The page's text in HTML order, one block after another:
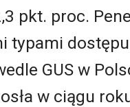
pkt. proc.
typami dostępu
GUS w
w ciągu